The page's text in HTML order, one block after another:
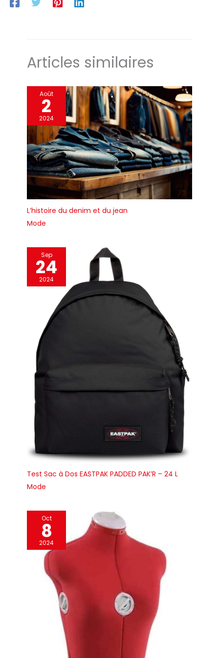
Articles similaires
Août
2
2024
L’histoire du denim et du jean
Mode
Sep
24
2024
Test Sac à Dos EASTPAK PADDED PAK’R – 24 L
Mode
Oct
8
2024